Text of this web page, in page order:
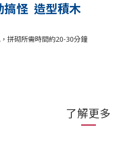
搞怪 造型積木
拼砌所需時間約20-30分鐘
了解更多